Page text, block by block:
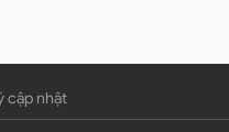
cập nhật